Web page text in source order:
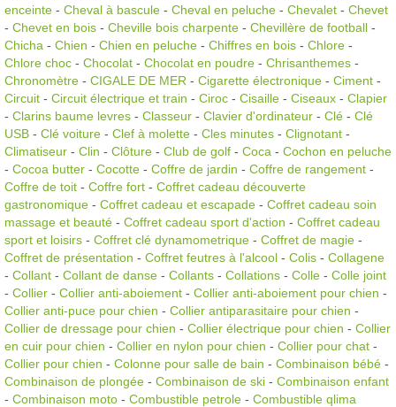
enceinte - Cheval à bascule - Cheval en peluche - Chevalet - Chevet
- Chevet en bois - Cheville bois charpente - Chevillère de football -
Chicha - Chien - Chien en peluche - Chiffres en bois - Chlore -
Chlore choc - Chocolat - Chocolat en poudre - Chrisanthemes -
Chronomètre - CIGALE DE MER - Cigarette électronique - Ciment -
Circuit - Circuit électrique et train - Ciroc - Cisaille - Ciseaux - Clapier
- Clarins baume levres - Classeur - Clavier d'ordinateur - Clé - Clé
USB - Clé voiture - Clef à molette - Cles minutes - Clignotant -
Climatiseur - Clin - Clôture - Club de golf - Coca - Cochon en peluche
- Cocoa butter - Cocotte - Coffre de jardin - Coffre de rangement -
Coffre de toit - Coffre fort - Coffret cadeau découverte
gastronomique - Coffret cadeau et escapade - Coffret cadeau soin
massage et beauté - Coffret cadeau sport d'action - Coffret cadeau
sport et loisirs - Coffret clé dynamometrique - Coffret de magie -
Coffret de présentation - Coffret feutres à l'alcool - Colis - Collagene
- Collant - Collant de danse - Collants - Collations - Colle - Colle joint
- Collier - Collier anti-aboiement - Collier anti-aboiement pour chien -
Collier anti-puce pour chien - Collier antiparasitaire pour chien -
Collier de dressage pour chien - Collier électrique pour chien - Collier
en cuir pour chien - Collier en nylon pour chien - Collier pour chat -
Collier pour chien - Colonne pour salle de bain - Combinaison bébé -
Combinaison de plongée - Combinaison de ski - Combinaison enfant
- Combinaison moto - Combustible petrole - Combustible qlima